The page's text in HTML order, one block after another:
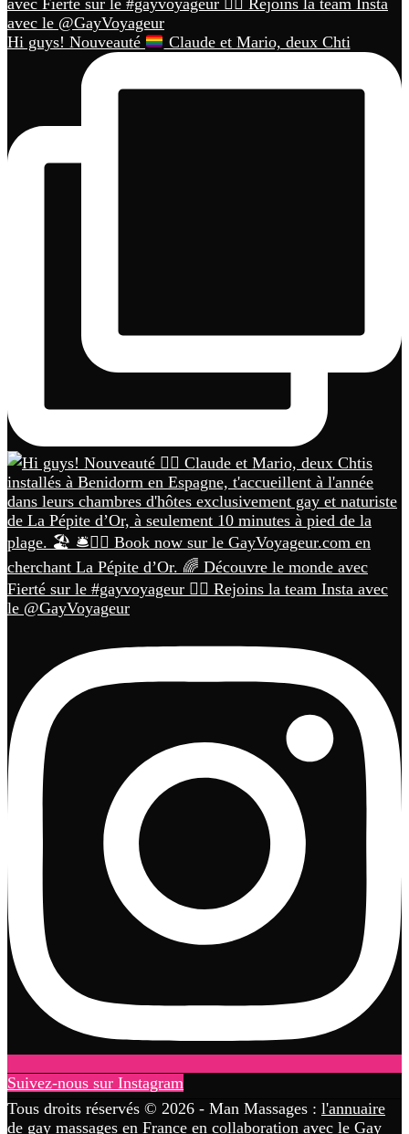
Hi guys! Nouveauté Claude et Mario, deux Chti
Suivez-nous sur Instagram
Tous droits réservés © 2026 - Man Massages : l'annuaire
de gay massages en France en collaboration avec le Gay